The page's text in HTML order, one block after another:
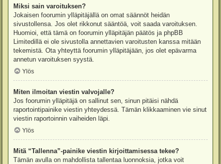
Miksi sain varoituksen?
Jokaisen foorumin ylläpitäjällä on omat säännöt heidän
sivustollensa. Jos olet rikkonut sääntöä, voit saada varoituksen.
Huomioi, että tämä on foorumin ylläpitäjän päätös ja phpBB
Limitedillä ei ole sivustolla annettavien varoitusten kanssa mitään
tekemistä. Ota yhteyttä foorumin ylläpitäjään, jos olet epävarma
annetun varoituksen syystä.
Ylös
Miten ilmoitan viestin valvojalle?
Jos foorumin ylläpitäjä on sallinut sen, sinun pitäisi nähdä
raportointipainike viestin yhteydessä. Tämän klikkaaminen vie sinut
viestin raportoinnin vaiheiden läpi.
Ylös
Mitä “Tallenna”-painike viestin kirjoittamisessa tekee?
Tämän avulla on mahdollista tallentaa luonnoksia, jotka voit